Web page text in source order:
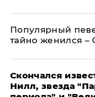
Популярный
тайно женился –
Скончался
Нилл, звезда